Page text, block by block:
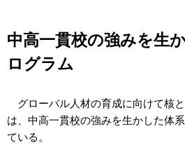
中高一貫校の強みを生
ログラム
グローバル人材の育成に向けて核
は、中高一貫校の強みを生かした体
ている。